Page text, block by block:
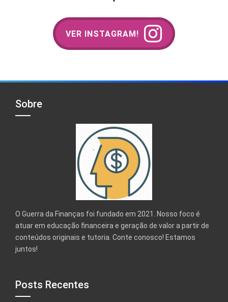
VER INSTAGRAM!
Sobre
O Guerra da Finanças foi fundado em 2021. Nosso foco é
atuar em educação financeira e geração de valor a partir de
conteúdos originais e tutoria. Conte conosco! Estamos
juntos!
Posts Recentes